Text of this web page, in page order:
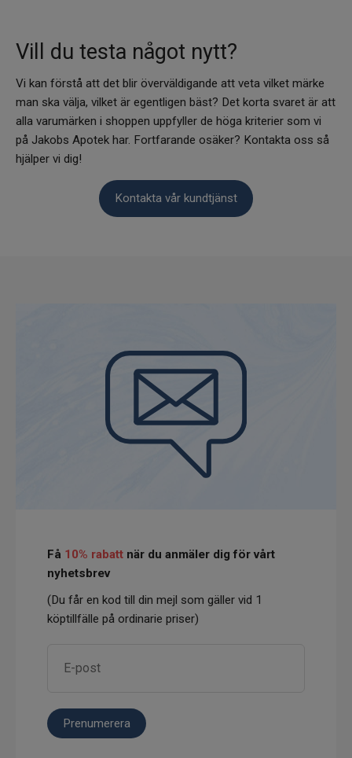
Vill du testa något nytt?
Vi kan förstå att det blir överväldigande att veta vilket märke
man ska välja, vilket är egentligen bäst? Det korta svaret är att
alla varumärken i shoppen uppfyller de höga kriterier som vi
på Jakobs Apotek har. Fortfarande osäker? Kontakta oss så
hjälper vi dig!
Kontakta vår kundtjänst
Få 10% rabatt när du anmäler dig för vårt
nyhetsbrev
(Du får en kod till din mejl som gäller vid 1
köptillfälle på ordinarie priser)
Prenumerera